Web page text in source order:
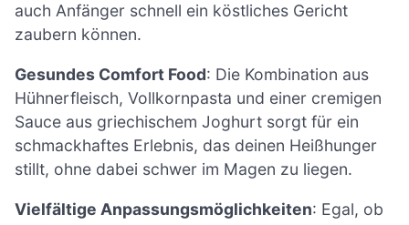
auch Anfänger schnell ein köstliches Gericht
zaubern können.
Gesundes Comfort Food: Die Kombination aus
Hühnerfleisch, Vollkornpasta und einer cremigen
Sauce aus griechischem Joghurt sorgt für ein
schmackhaftes Erlebnis, das deinen Heißhunger
stillt, ohne dabei schwer im Magen zu liegen.
Vielfältige Anpassungsmöglichkeiten: Egal, ob